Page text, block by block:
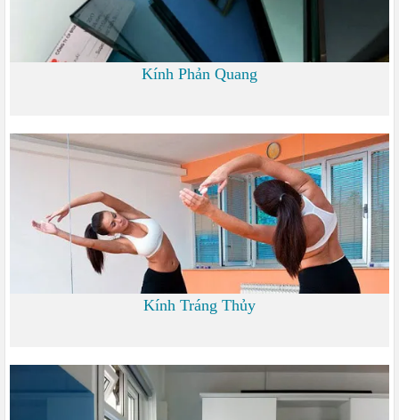
Kính Phản Quang
Kính Tráng Thủy
0 đ